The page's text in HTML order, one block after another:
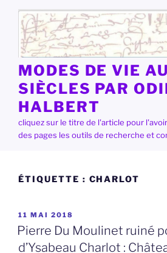
contenu
principal
MODES DE VIE
SIÈCLES PAR
HALBERT
cliquez sur le titre de l'article pour
des pages les outils de recherche et
ÉTIQUETTE : CHARLOT
PUBLIÉ
LE
11 MAI 2018
Pierre Du Moulinet ruiné
d’Ysabeau Charlot :